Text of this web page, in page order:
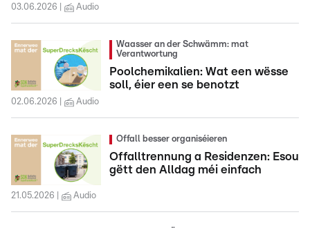
03.06.2026 Audio
Waasser an der Schwämm: mat
Verantwortung
Poolchemikalien: Wat een wësse
soll, éier een se benotzt
02.06.2026 Audio
Offall besser organiséieren
Offalltrennung a Residenzen: Esou
gëtt den Alldag méi einfach
21.05.2026 Audio